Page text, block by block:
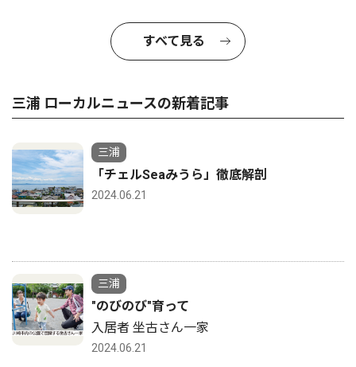
すべて見る
三浦 ローカルニュースの新着記事
三浦
「チェルSeaみうら」徹底解剖
2024.06.21
三浦
"のびのび"育って
入居者 坐古さん一家
2024.06.21